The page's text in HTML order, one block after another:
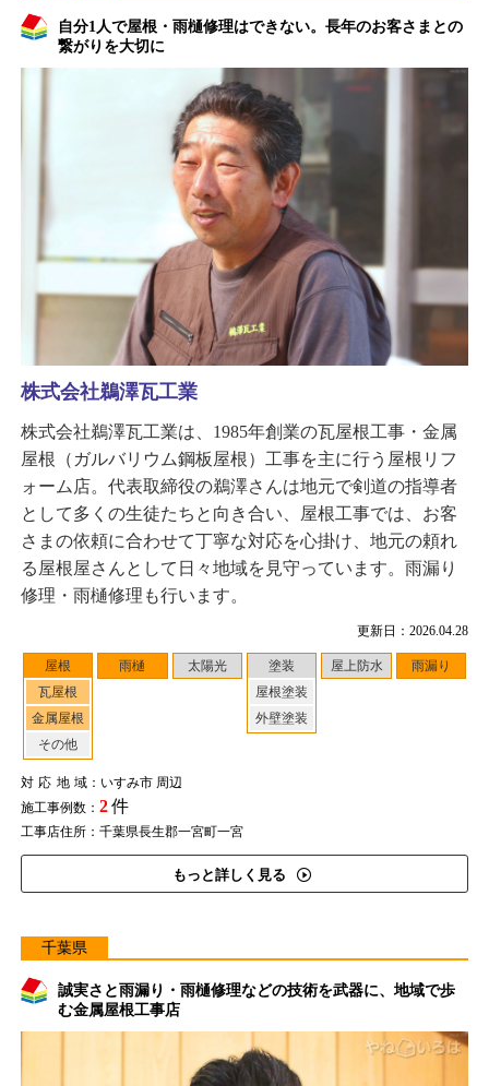
自分1人で屋根・雨樋修理はできない。長年のお客さまとの
繋がりを大切に
更新日：2026.04.28
屋根
瓦屋根
金属屋根
その他
雨樋 太陽光
塗装
屋根塗装
外壁塗装
屋上防水 雨漏り
対応地域：いすみ市 周辺
施工事例数： 2件
工事店住所：千葉県長生郡一宮町一宮
もっと詳しく見る
株式会社鵜澤瓦工業
株式会社鵜澤瓦工業は、1985年創業の瓦屋根工事・金属
屋根（ガルバリウム鋼板屋根）工事を主に行う屋根リフ
ォーム店。代表取締役の鵜澤さんは地元で剣道の指導者
として多くの生徒たちと向き合い、屋根工事では、お客
さまの依頼に合わせて丁寧な対応を心掛け、地元の頼れ
る屋根屋さんとして日々地域を見守っています。雨漏り
修理・雨樋修理も行います。
千葉県
誠実さと雨漏り・雨樋修理などの技術を武器に、地域で歩
む金属屋根工事店